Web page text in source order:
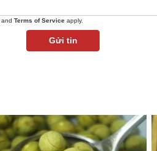
and Terms of Service apply.
Gửi tin